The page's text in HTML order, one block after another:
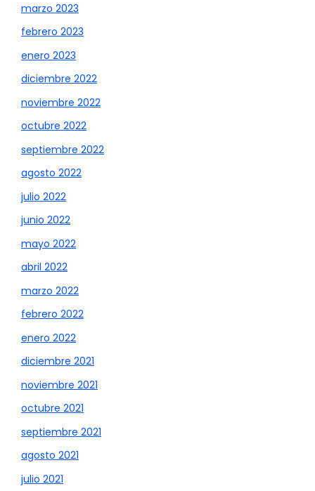
marzo 2023
febrero 2023
enero 2023
diciembre 2022
noviembre 2022
octubre 2022
septiembre 2022
agosto 2022
julio 2022
junio 2022
mayo 2022
abril 2022
marzo 2022
febrero 2022
enero 2022
diciembre 2021
noviembre 2021
octubre 2021
septiembre 2021
agosto 2021
julio 2021